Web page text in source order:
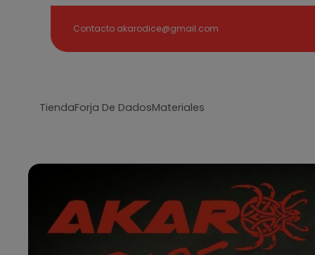
Contacto akarodice@gmail.com
TiendaForja De DadosMateriales
Search